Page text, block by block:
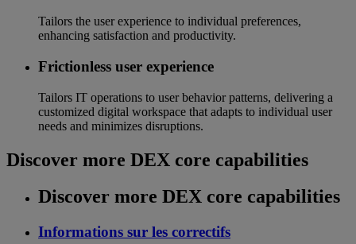
Tailors the user experience to individual preferences,
enhancing satisfaction and productivity.
Frictionless user experience
Tailors IT operations to user behavior patterns, delivering a
customized digital workspace that adapts to individual user
needs and minimizes disruptions.
Discover more DEX core capabilities
Discover more DEX core capabilities
Informations sur les correctifs